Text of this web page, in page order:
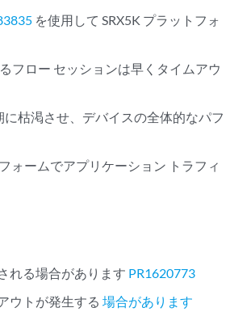
を使用して SRX5K プラットフォ
フロー セッションは早くタイムアウ
枯渇させ、デバイスの全体的なパフ
ォームでアプリケーション トラフィ
れる場合があります PR1620773
ウトが発生する場合があります